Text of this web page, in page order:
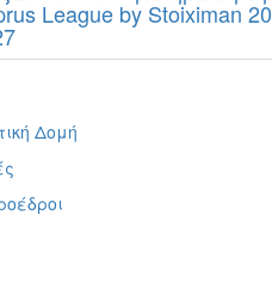
League by Stoiximan
Δομή